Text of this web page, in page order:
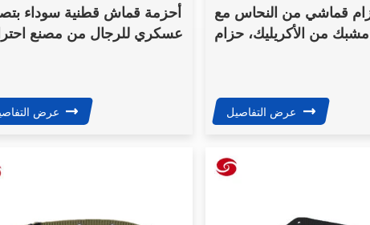
أحزمة قماش قطنية سوداء
عسكري للرجال من مصنع
عرض
قماشي من النحاس مع
مشبك من الأكريليك، حزام
عرض التفاصيل